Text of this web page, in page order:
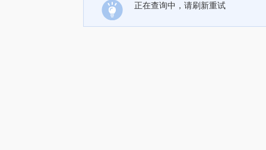
正在查询中，请刷新重试